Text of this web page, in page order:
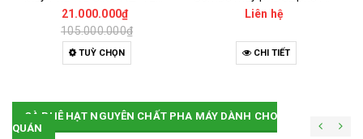
21.000.000₫
105.000.000₫
TUỲ CHỌN
Liên hệ
CHI TIẾT
CÀ PHÊ HẠT NGUYÊN CHẤT PHA MÁY DÀNH CHO
QUÁN